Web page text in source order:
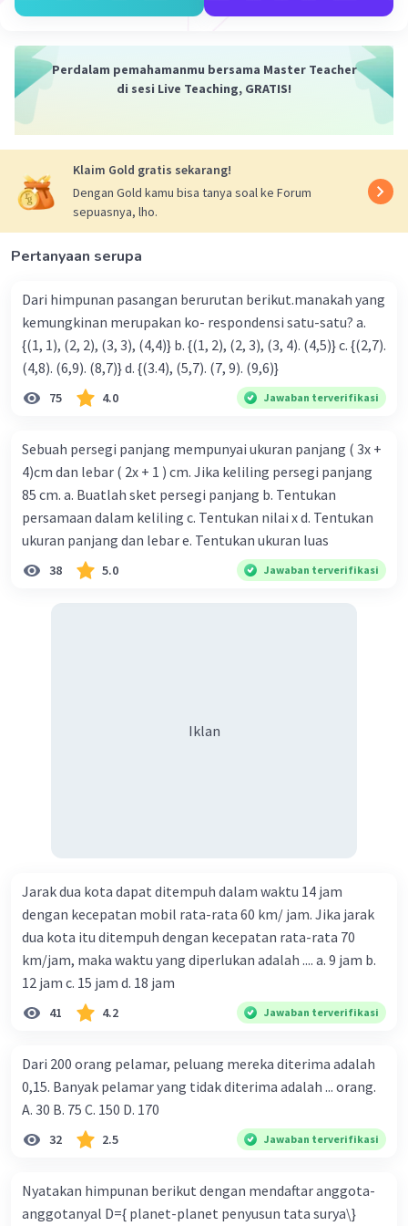
n : banyaknya suku pada barisan aritmatika.
a = U₁ = 1
U₅ = 9
Un= 99
Beda antara U₁ dengan U₂
b = U₂ − U₁ = 3 − 1 = 2
Beda antara U₂ dengan U₃
Beda antara U₃ dengan U₄
b = U₄ − U₃ = 7 − 5 = 2
Barisan di atas merupakan barisan aritmatika
karena mempunyai selisih antara tiap suku
berurutan selalu tetap yaitu 2.
Sebelum menentukan jumlah barisan aritmatika
Un= 99. Diperoleh:
U n= a + (n−1)b
99 = 1 + (n−1)(2)
99 = 1 + 2n − 2
99 = 2n − 1
2n = 99 + 1
2n = 100
2.500.
Semoga membantu ya😊
Beri Rating· 0.0
Perdalam pemahamanmu bersama Master Teacher
di sesi Live Teaching, GRATIS!
Klaim Gold gratis sekarang!
Dengan Gold kamu bisa tanya soal ke Forum
sepuasnya, lho.
Pertanyaan serupa
Dari himpunan pasangan berurutan berikut.manakah yang
kemungkinan merupakan ko- respondensi satu-satu? a.
{(1, 1), (2, 2), (3, 3), (4,4)} b. {(1, 2), (2, 3), (3, 4). (4,5)} c. {(2,7).
(4,8). (6,9). (8,7)} d. {(3.4), (5,7). (7, 9). (9,6)}
75 4.0 Jawaban terverifikasi
Sebuah persegi panjang mempunyai ukuran panjang ( 3x +
4)cm dan lebar ( 2x + 1 ) cm. Jika keliling persegi panjang
85 cm. a. Buatlah sket persegi panjang b. Tentukan
persamaan dalam keliling c. Tentukan nilai x d. Tentukan
ukuran panjang dan lebar e. Tentukan ukuran luas
38 5.0 Jawaban terverifikasi
Iklan
Jarak dua kota dapat ditempuh dalam waktu 14 jam
dengan kecepatan mobil rata-rata 60 km/ jam. Jika jarak
dua kota itu ditempuh dengan kecepatan rata-rata 70
km/jam, maka waktu yang diperlukan adalah .... a. 9 jam b.
12 jam c. 15 jam d. 18 jam
41 4.2 Jawaban terverifikasi
Dari 200 orang pelamar, peluang mereka diterima adalah
0,15. Banyak pelamar yang tidak diterima adalah ... orang.
A. 30 B. 75 C. 150 D. 170
32 2.5 Jawaban terverifikasi
Nyatakan himpunan berikut dengan mendaftar anggota-
anggotanyal D={ planet-planet penyusun tata surya\}